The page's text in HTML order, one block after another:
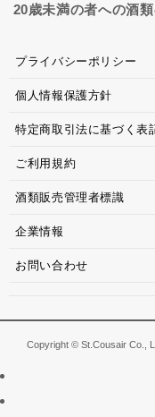
20歳未満の者への酒
プライバシーポリシー
個人情報保護方針
特定商取引法に基づく表
ご利用規約
酒類販売管理者標識
企業情報
お問い合わせ
Copyright © St.Cousair Co.,